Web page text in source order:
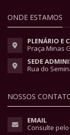
ONDE ESTAMOS
PLENÁRIO E
Praça Minas
SEDE
Rua do
NOSSOS
EMAIL
Consulte